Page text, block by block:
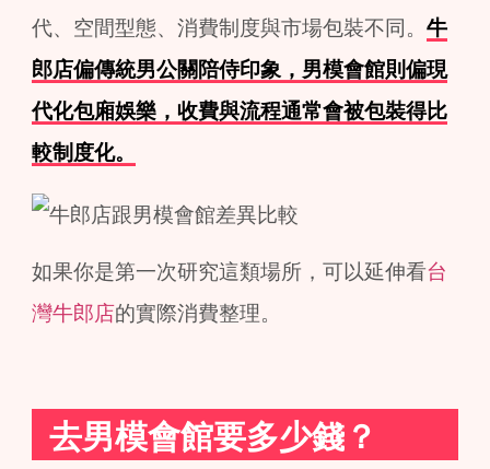
代、空間型態、消費制度與市場包裝不同。 牛
郎店偏傳統男公關陪侍印象，男模會館則偏現
代化包廂娛樂，收費與流程通常會被包裝得比
較制度化。
如果你是第一次研究這類場所，可以延伸看台
灣牛郎店的實際消費整理。
去男模會館要多少錢？